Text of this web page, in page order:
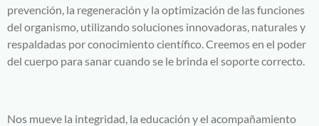
prevención, la regeneración y la optimización de las funciones
del organismo, utilizando soluciones innovadoras, naturales y
respaldadas por conocimiento científico. Creemos en el poder
del cuerpo para sanar cuando se le brinda el soporte correcto.
Nos mueve la integridad, la educación y el acompañamiento